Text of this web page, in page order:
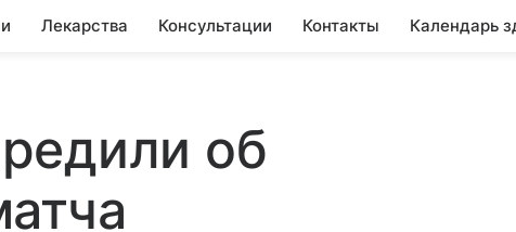
Лекарства Консультации Контакты Календарь
об